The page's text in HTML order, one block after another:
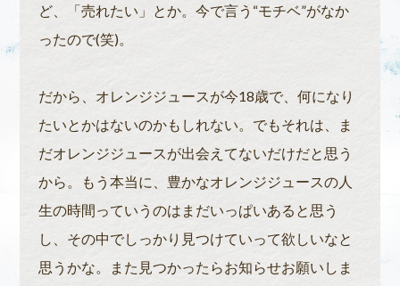
ど、「売れたい」とか。今で言う“モチベ”がなか
ったので(笑)。
だから、オレンジジュースが今18歳で、何になり
たいとかはないのかもしれない。でもそれは、ま
だオレンジジュースが出会えてないだけだと思う
から。もう本当に、豊かなオレンジジュースの人
生の時間っていうのはまだいっぱいあると思う
し、その中でしっかり見つけていって欲しいなと
思うかな。また見つかったらお知らせお願いしま